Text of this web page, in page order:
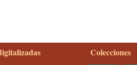
Colecciones